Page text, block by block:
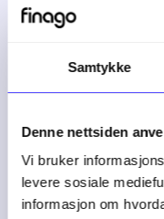
Samtykke
Denne nettsiden
Vi bruker
levere sosiale
informasjon om
5 tegn
bør
De fleste
04-08-26